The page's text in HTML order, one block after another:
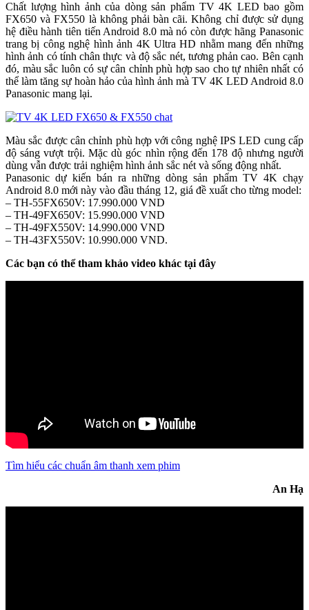
Chất lượng hình ảnh của dòng sản phẩm TV 4K LED bao gồm
FX650 và FX550 là không phải bàn cãi. Không chỉ được sử dụng
hệ điều hành tiên tiến Android 8.0 mà nó còn được hãng Panasonic
trang bị công nghệ hình ảnh 4K Ultra HD nhằm mang đến những
hình ảnh có tính chân thực và độ sắc nét, tương phản cao. Bên cạnh
đó, màu sắc luôn có sự cân chỉnh phù hợp sao cho tự nhiên nhất có
thể làm tăng sự hoàn hảo của hình ảnh mà TV 4K LED Android 8.0
Panasonic mang lại.
Màu sắc được cân chỉnh phù hợp với công nghệ IPS LED cung cấp
độ sáng vượt trội. Mặc dù góc nhìn rộng đến 178 độ nhưng người
dùng vẫn được trải nghiệm hình ảnh sắc nét và sống động nhất.
Panasonic dự kiến bán ra những dòng sản phẩm TV 4K chạy
Android 8.0 mới này vào đầu tháng 12, giá đề xuất cho từng model:
– TH-55FX650V: 17.990.000 VND
– TH-49FX650V: 15.990.000 VND
– TH-49FX550V: 14.990.000 VND
– TH-43FX550V: 10.990.000 VND.
Các bạn có thể tham khảo video khác tại đây
Tìm hiểu các chuẩn âm thanh xem phim
An Hạ